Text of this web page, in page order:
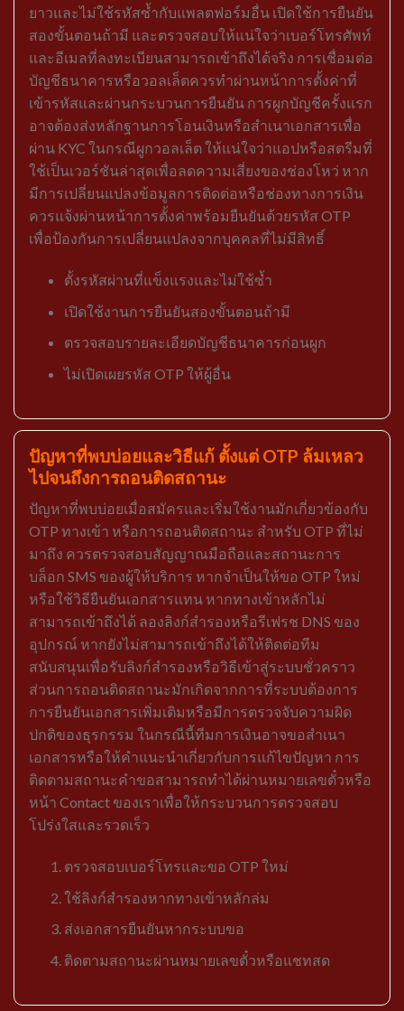
ยาวและไม่ใช้รหัสซ้ำกับแพลตฟอร์มอื่น เปิดใช้การยืนยัน
สองขั้นตอนถ้ามี และตรวจสอบให้แน่ใจว่าเบอร์โทรศัพท์
และอีเมลที่ลงทะเบียนสามารถเข้าถึงได้จริง การเชื่อมต่อ
บัญชีธนาคารหรือวอลเล็ตควรทำผ่านหน้าการตั้งค่าที่
เข้ารหัสและผ่านกระบวนการยืนยัน การผูกบัญชีครั้งแรก
อาจต้องส่งหลักฐานการโอนเงินหรือสำเนาเอกสารเพื่อ
ผ่าน KYC ในกรณีผูกวอลเล็ต ให้แน่ใจว่าแอปหรือสตรีมที่
ใช้เป็นเวอร์ชันล่าสุดเพื่อลดความเสี่ยงของช่องโหว่ หาก
มีการเปลี่ยนแปลงข้อมูลการติดต่อหรือช่องทางการเงิน
ควรแจ้งผ่านหน้าการตั้งค่าพร้อมยืนยันด้วยรหัส OTP
เพื่อป้องกันการเปลี่ยนแปลงจากบุคคลที่ไม่มีสิทธิ์
ตั้งรหัสผ่านที่แข็งแรงและไม่ใช้ซ้ำ
เปิดใช้งานการยืนยันสองขั้นตอนถ้ามี
ตรวจสอบรายละเอียดบัญชีธนาคารก่อนผูก
ไม่เปิดเผยรหัส OTP ให้ผู้อื่น
ปัญหาที่พบบ่อยและวิธีแก้ ตั้งแต่ OTP ล้มเหลว
ไปจนถึงการถอนติดสถานะ
ปัญหาที่พบบ่อยเมื่อสมัครและเริ่มใช้งานมักเกี่ยวข้องกับ
OTP ทางเข้า หรือการถอนติดสถานะ สำหรับ OTP ที่ไม่
มาถึง ควรตรวจสอบสัญญาณมือถือและสถานะการ
บล็อก SMS ของผู้ให้บริการ หากจำเป็นให้ขอ OTP ใหม่
หรือใช้วิธียืนยันเอกสารแทน หากทางเข้าหลักไม่
สามารถเข้าถึงได้ ลองลิงก์สำรองหรือรีเฟรช DNS ของ
อุปกรณ์ หากยังไม่สามารถเข้าถึงได้ให้ติดต่อทีม
สนับสนุนเพื่อรับลิงก์สำรองหรือวิธีเข้าสู่ระบบชั่วคราว
ส่วนการถอนติดสถานะมักเกิดจากการที่ระบบต้องการ
การยืนยันเอกสารเพิ่มเติมหรือมีการตรวจจับความผิด
ปกติของธุรกรรม ในกรณีนี้ทีมการเงินอาจขอสำเนา
เอกสารหรือให้คำแนะนำเกี่ยวกับการแก้ไขปัญหา การ
ติดตามสถานะคำขอสามารถทำได้ผ่านหมายเลขตั๋วหรือ
หน้า Contact ของเราเพื่อให้กระบวนการตรวจสอบ
โปร่งใสและรวดเร็ว
ตรวจสอบเบอร์โทรและขอ OTP ใหม่
ใช้ลิงก์สำรองหากทางเข้าหลักล่ม
ส่งเอกสารยืนยันหากระบบขอ
ติดตามสถานะผ่านหมายเลขตั๋วหรือแชทสด